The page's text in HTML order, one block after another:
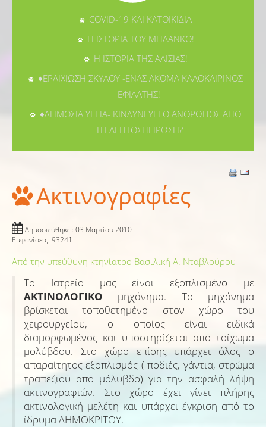
COVID-19 ΚΑΙ ΚΑΤΟΙΚΙΔΙΑ
Η ΙΣΤΟΡΙΑ ΤΟΥ ΜΠΛΑΝΚΟ!
Η ΙΣΤΟΡΙΑ ΤΗΣ ΑΛΙΣΙΑΣ!
♦ΕΡΛΙΧΙΩΣΗ ΣΚΥΛΟΥ -ΕΝΑΣ ΑΚΟΜΑ ΚΑΛΟΚΑΙΡΙΝΟΣ
ΕΦΙΑΛΤΗΣ!
♦ΔΗΜΟΣΙΑ ΥΓΕΙΑ- ΚΙΝΔΥΝΕΥΕΙ Ο ΑΝΘΡΩΠΟΣ ΑΠΟ
ΤΗ ΛΕΠΤΟΣΠΕΙΡΩΣΗ?
Ακτινογραφίες
Δημοσιεύθηκε : 03 Μαρτίου 2010
Εμφανίσεις: 93241
Από την υπεύθυνη κτηνίατρο Βασιλική Α. Νταβλούρου
Το Ιατρείο μας είναι εξοπλισμένο με
ΑΚΤΙΝΟΛΟΓΙΚΟ μηχάνημα. Το μηχάνημα
βρίσκεται τοποθετημένο στον χώρο του
χειρουργείου, ο οποίος είναι ειδικά
διαμορφωμένος και υποστηρίζεται από τοίχωμα
μολύβδου. Στο χώρο επίσης υπάρχει όλος ο
απαραίτητος εξοπλισμός ( ποδιές, γάντια, στρώμα
τραπεζιού από μόλυβδο) για την ασφαλή λήψη
ακτινογραφιών. Στο χώρο έχει γίνει πλήρης
ακτινολογική μελέτη και υπάρχει έγκριση από το
ίδρυμα ΔΗΜΟΚΡΙΤΟΥ.